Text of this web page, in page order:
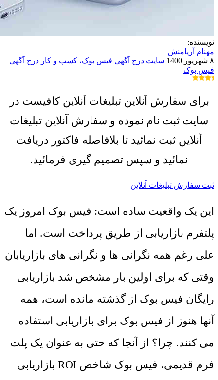
نویسنده:
مهنام آریامنش
۸ شهریور 1400
سایت درج آگهی فیس بوک، کسب و کار درج آگهی
فیس بوک
برای سفارش آنلاین تبلیغات آنلاین کافیست در
سایت ثبت نام نموده و سفارش آنلاین تبلیغات
آنلاین ثبت نمائید تا بلافاصله فاکتور دریافت
نمائید و سپس تصمیم گیری فرمائید.
ثبت سفارش تبلیغات آنلاین
این یک واقعیت ساده است: فیس بوک امروز یک
پلتفرم بازاریابی از طریق پرداخت است. اما
علی رغم همه نگرانی ها و نگرانی های بازاریابان
وقتی که برای اولین بار مشخص شد بازاریابی
رایگان فیس بوک از گذشته مانده است، همه
آنها هنوز از فیس بوک برای بازاریابی استفاده
می کنند. چرا؟ از آنجا که حتی به عنوان یک پلت
فرم قدیمی، فیس بوک شاخص ROI بازاریابی